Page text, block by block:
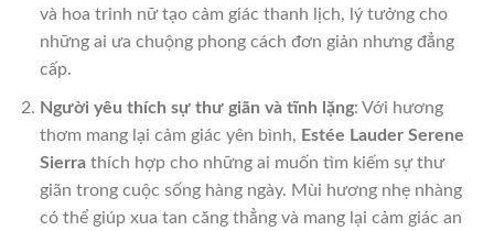
và hoa trinh nữ tạo cảm giác thanh lịch, lý tưởng cho
những ai ưa chuộng phong cách đơn giản nhưng đẳng
cấp.
Người yêu thích sự thư giãn và tĩnh lặng: Với hương
thơm mang lại cảm giác yên bình, Estée Lauder Serene
Sierrathích hợp cho những ai muốn tìm kiếm sự thư
giãn trong cuộc sống hàng ngày. Mùi hương nhẹ nhàng
có thể giúp xua tan căng thẳng và mang lại cảm giác an